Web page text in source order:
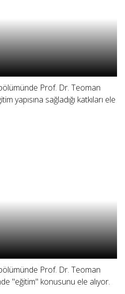
Prof. Dr. Teoman
yapısına sağladığı katkıları ele
Prof. Dr. Teoman
"eğitim" konusunu ele alıyor.